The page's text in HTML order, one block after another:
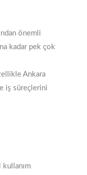
önemli
kadar pek çok
Ankara
iş süreçlerini